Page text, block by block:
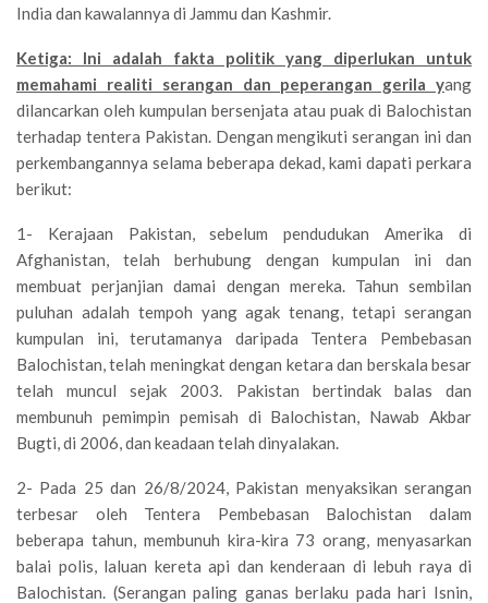
India dan kawalannya di Jammu dan Kashmir.
Ketiga: Ini adalah fakta politik yang diperlukan untuk
memahami realiti serangan dan peperangan gerila yang
dilancarkan oleh kumpulan bersenjata atau puak di Balochistan
terhadap tentera Pakistan. Dengan mengikuti serangan ini dan
perkembangannya selama beberapa dekad, kami dapati perkara
berikut:
1- Kerajaan Pakistan, sebelum pendudukan Amerika di
Afghanistan, telah berhubung dengan kumpulan ini dan
membuat perjanjian damai dengan mereka. Tahun sembilan
puluhan adalah tempoh yang agak tenang, tetapi serangan
kumpulan ini, terutamanya daripada Tentera Pembebasan
Balochistan, telah meningkat dengan ketara dan berskala besar
telah muncul sejak 2003. Pakistan bertindak balas dan
membunuh pemimpin pemisah di Balochistan, Nawab Akbar
Bugti, di 2006, dan keadaan telah dinyalakan.
2- Pada 25 dan 26/8/2024, Pakistan menyaksikan serangan
terbesar oleh Tentera Pembebasan Balochistan dalam
beberapa tahun, membunuh kira-kira 73 orang, menyasarkan
balai polis, laluan kereta api dan kenderaan di lebuh raya di
Balochistan. (Serangan paling ganas berlaku pada hari Isnin,